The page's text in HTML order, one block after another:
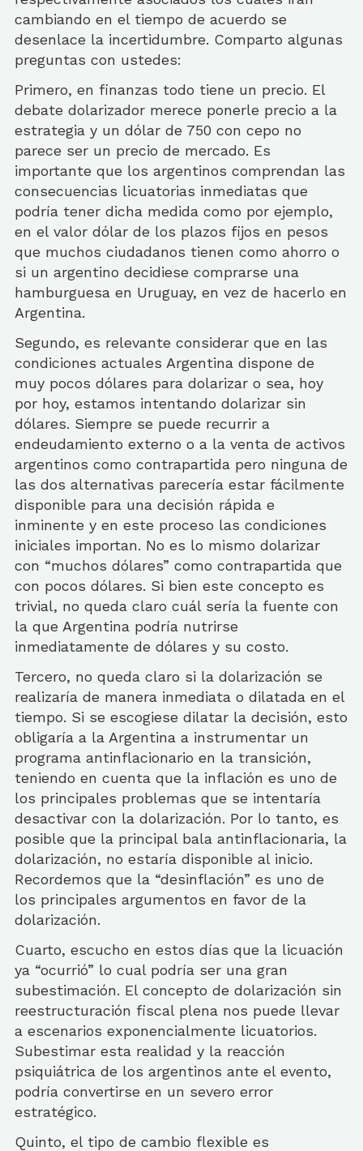
cambiando en el tiempo de acuerdo se
desenlace la incertidumbre. Comparto algunas
preguntas con ustedes:
Primero, en finanzas todo tiene un precio. El
debate dolarizador merece ponerle precio a la
estrategia y un dólar de 750 con cepo no
parece ser un precio de mercado. Es
importante que los argentinos comprendan las
consecuencias licuatorias inmediatas que
podría tener dicha medida como por ejemplo,
en el valor dólar de los plazos fijos en pesos
que muchos ciudadanos tienen como ahorro o
si un argentino decidiese comprarse una
hamburguesa en Uruguay, en vez de hacerlo en
Argentina.
Segundo, es relevante considerar que en las
condiciones actuales Argentina dispone de
muy pocos dólares para dolarizar o sea, hoy
por hoy, estamos intentando dolarizar sin
dólares. Siempre se puede recurrir a
endeudamiento externo o a la venta de activos
argentinos como contrapartida pero ninguna de
las dos alternativas parecería estar fácilmente
disponible para una decisión rápida e
inminente y en este proceso las condiciones
iniciales importan. No es lo mismo dolarizar
con “muchos dólares” como contrapartida que
con pocos dólares. Si bien este concepto es
trivial, no queda claro cuál sería la fuente con
la que Argentina podría nutrirse
inmediatamente de dólares y su costo.
Tercero, no queda claro si la dolarización se
realizaría de manera inmediata o dilatada en el
tiempo. Si se escogiese dilatar la decisión, esto
obligaría a la Argentina a instrumentar un
programa antinflacionario en la transición,
teniendo en cuenta que la inflación es uno de
los principales problemas que se intentaría
desactivar con la dolarización. Por lo tanto, es
posible que la principal bala antinflacionaria, la
dolarización, no estaría disponible al inicio.
Recordemos que la “desinflación” es uno de
los principales argumentos en favor de la
dolarización.
Cuarto, escucho en estos días que la licuación
ya “ocurrió” lo cual podría ser una gran
subestimación. El concepto de dolarización sin
reestructuración fiscal plena nos puede llevar
a escenarios exponencialmente licuatorios.
Subestimar esta realidad y la reacción
psiquiátrica de los argentinos ante el evento,
podría convertirse en un severo error
estratégico.
Quinto, el tipo de cambio flexible es